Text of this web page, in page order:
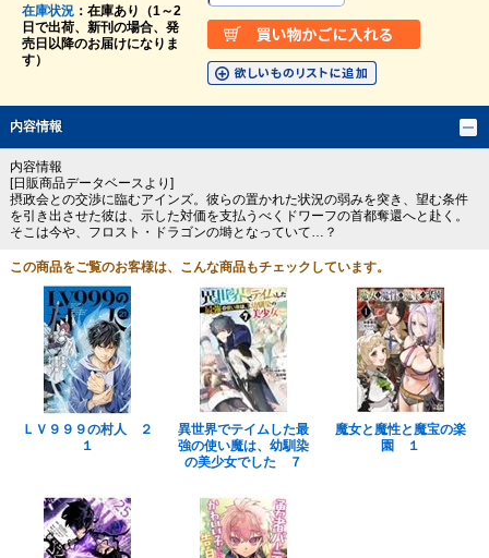
在庫状況：在庫あり（1～2
日で出荷、新刊の場合、発
売日以降のお届けになりま
す）
内容情報
内容情報
[日販商品データベースより]
摂政会との交渉に臨むアインズ。彼らの置かれた状況の弱みを突き、望む条件
を引き出させた彼は、示した対価を支払うべくドワーフの首都奪還へと赴く。
そこは今や、フロスト・ドラゴンの塒となっていて…？
この商品をご覧のお客様は、こんな商品もチェックしています。
ＬＶ９９９の村人 ２
１
異世界でテイムした最
強の使い魔は、幼馴染
の美少女でした ７
魔女と魔性と魔宝の楽
園 １